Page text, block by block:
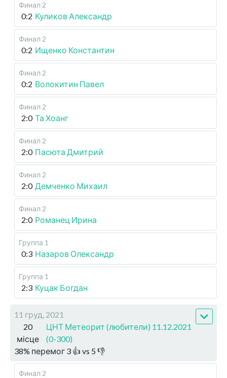
Финал 2
0:2 Куликов Александр
Финал 2
0:2 Ищенко Константин
Финал 2
0:2 Волокитин Павел
Финал 2
2:0 Та Хоанг
Финал 2
2:0 Пасюта Дмитрий
Финал 2
2:0 Демченко Михаил
Финал 2
2:0 Романец Ирина
Группа 1
0:3 Назаров Олександр
Группа 1
2:3 Куцак Богдан
11 груд, 2021
20
місце
ЦНТ Метеорит (любители) 11.12.2021
(0-300)
38% перемог 3 👍 vs 5 👎
Финал 2